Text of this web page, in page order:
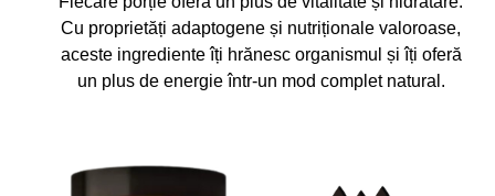
Cu proprietăți adaptogene și nutriționale valoroase,
aceste ingrediente îți hrănesc organismul și îți oferă
un plus de energie într-un mod complet natural.